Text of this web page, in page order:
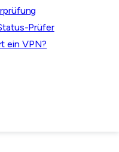
Prüfer
ein VPN?